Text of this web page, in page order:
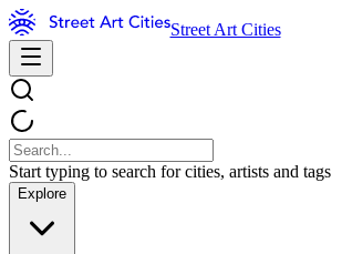
Street Art Cities
Start typing to search for cities, artists and tags
Explore